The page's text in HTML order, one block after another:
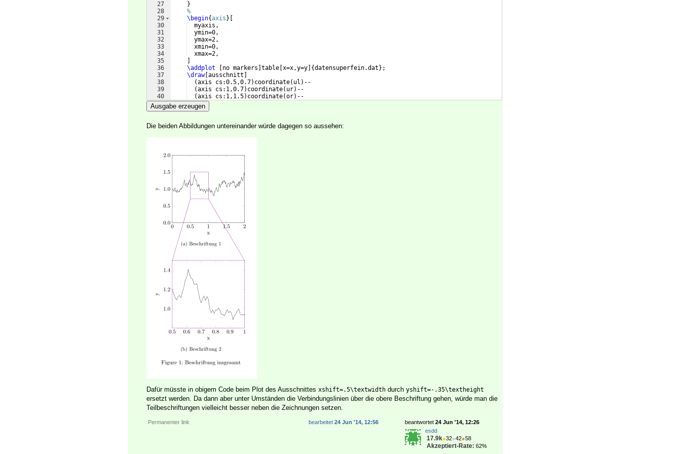
27
28
29
30
31
32
33
34
35
36
37
38
39
40
41
}
%
\begin{axis }
  myaxis,
  ymin=0,
  ymax=2,
  xmin=0,
  xmax=2,
\addplot
no markers table x=x,y=y {datensuperfein.dat } ;
\draw[ ausschnitt
(axis cs:0.5,0.7) coordinate( ul ) --
(axis cs:1,0.7) coordinate( ur) --
(axis cs:1,1.5) coordinate(or) --
(axis cs:0.5,1.5
Ausgabe erzeugen
Die beiden Abbildungen untereinander würde dagegen so aussehen:
Dafür müsste in obigem Code beim Plot des Ausschnittes xshift=.5\textwidth durch yshift=-.35\textheight
ersetzt werden. Da dann aber unter Umständen die Verbindungslinien über die obere Beschriftung gehen, würde man die
Teilbeschriftungen vielleicht besser neben die Zeichnungen setzen.
Permanenter link beantwortet 24 Jun '14, 12:26
esdd
17.9k●32●42●58
Akzeptiert-Rate: 62%
bearbeitet 24 Jun '14, 12:56